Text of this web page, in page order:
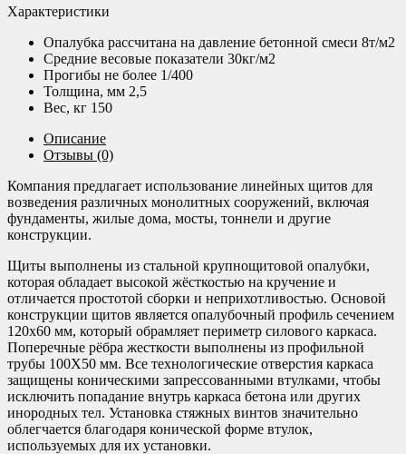
Характеристики
Опалубка рассчитана на давление бетонной смеси 8т/м2
Средние весовые показатели 30кг/м2
Прогибы не более 1/400
Толщина, мм 2,5
Вес, кг 150
Описание
Отзывы (0)
Компания предлагает использование линейных щитов для
возведения различных монолитных сооружений, включая
фундаменты, жилые дома, мосты, тоннели и другие
конструкции.
Щиты выполнены из стальной крупнощитовой опалубки,
которая обладает высокой жёсткостью на кручение и
отличается простотой сборки и неприхотливостью. Основой
конструкции щитов является опалубочный профиль сечением
120х60 мм, который обрамляет периметр силового каркаса.
Поперечные рёбра жесткости выполнены из профильной
трубы 100Х50 мм. Все технологические отверстия каркаса
защищены коническими запрессованными втулками, чтобы
исключить попадание внутрь каркаса бетона или других
инородных тел. Установка стяжных винтов значительно
облегчается благодаря конической форме втулок,
используемых для их установки.